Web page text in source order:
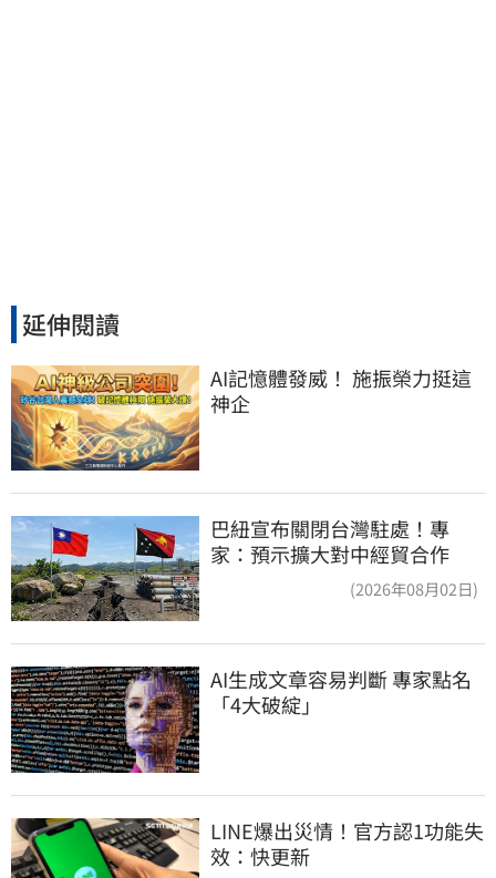
延伸閱讀
AI記憶體發威！ 施振榮力挺這
神企
巴紐宣布關閉台灣駐處！專
家：預示擴大對中經貿合作
(2026年08月02日)
AI生成文章容易判斷 專家點名
「4大破綻」
LINE爆出災情！官方認1功能失
效：快更新